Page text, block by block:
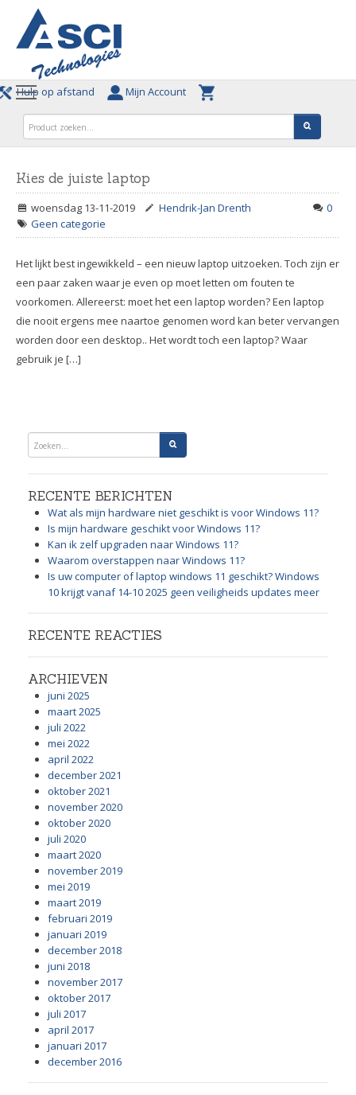
Hulp op afstand Mijn Account
Kies de juiste laptop
0
woensdag 13-11-2019
Hendrik-Jan Drenth
Geen categorie
Het lijkt best ingewikkeld – een nieuw laptop uitzoeken. Toch zijn er
een paar zaken waar je even op moet letten om fouten te
voorkomen. Allereerst: moet het een laptop worden? Een laptop
die nooit ergens mee naartoe genomen word kan beter vervangen
worden door een desktop.. Het wordt toch een laptop? Waar
gebruik je […]
RECENTE BERICHTEN
Wat als mijn hardware niet geschikt is voor Windows 11?
Is mijn hardware geschikt voor Windows 11?
Kan ik zelf upgraden naar Windows 11?
Waarom overstappen naar Windows 11?
Is uw computer of laptop windows 11 geschikt? Windows
10 krijgt vanaf 14-10 2025 geen veiligheids updates meer
RECENTE REACTIES
ARCHIEVEN
juni 2025
maart 2025
juli 2022
mei 2022
april 2022
december 2021
oktober 2021
november 2020
oktober 2020
juli 2020
maart 2020
november 2019
mei 2019
maart 2019
februari 2019
januari 2019
december 2018
juni 2018
november 2017
oktober 2017
juli 2017
april 2017
januari 2017
december 2016